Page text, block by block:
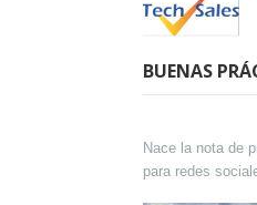
BUENAS
Nace la nota de
para redes